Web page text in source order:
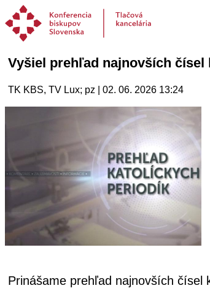
Vyšiel prehľad najnovších
TK KBS, TV Lux; pz | 02. 06. 2026 13:24
Prinášame prehľad najnovších čísel